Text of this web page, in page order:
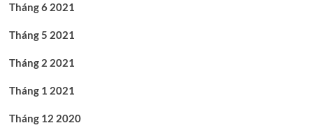
Tháng 6 2021
Tháng 5 2021
Tháng 2 2021
Tháng 1 2021
Tháng 12 2020